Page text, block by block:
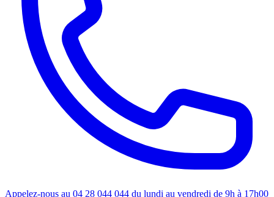
Appelez-nous au 04 28 044 044 du lundi au vendredi de 9h à 17h00